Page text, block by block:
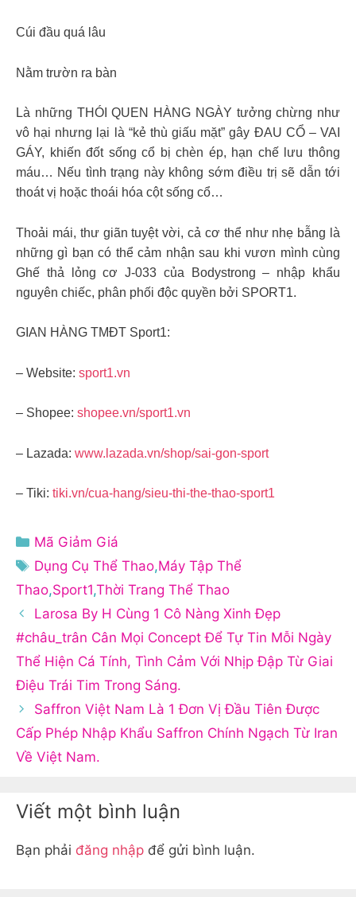
Cúi đầu quá lâu
Nằm trườn ra bàn
Là những THÓI QUEN HÀNG NGÀY tưởng chừng như
vô hại nhưng lại là “kẻ thù giấu mặt” gây ĐAU CỔ – VAI
GÁY, khiến đốt sống cổ bị chèn ép, hạn chế lưu thông
máu… Nếu tình trạng này không sớm điều trị sẽ dẫn tới
thoát vị hoặc thoái hóa cột sống cổ…
Thoải mái, thư giãn tuyệt vời, cả cơ thể như nhẹ bẫng là
những gì bạn có thể cảm nhận sau khi vươn mình cùng
Ghế thả lỏng cơ J-033 của Bodystrong – nhập khẩu
nguyên chiếc, phân phối độc quyền bởi SPORT1.
GIAN HÀNG TMĐT Sport1:
– Website: sport1.vn
– Shopee: shopee.vn/sport1.vn
– Lazada: www.lazada.vn/shop/sai-gon-sport
– Tiki: tiki.vn/cua-hang/sieu-thi-the-thao-sport1
Danh
mục
Mã Giảm Giá
Thẻ
Dụng Cụ Thể Thao,Máy Tập Thể
Thao,Sport1,Thời Trang Thể Thao
Larosa By H Cùng 1 Cô Nàng Xinh Đẹp
#châu_trân Cân Mọi Concept Để Tự Tin Mỗi Ngày
Thể Hiện Cá Tính, Tình Cảm Với Nhịp Đập Từ Giai
Điệu Trái Tim Trong Sáng.
Saffron Việt Nam Là 1 Đơn Vị Đầu Tiên Được
Cấp Phép Nhập Khẩu Saffron Chính Ngạch Từ Iran
Về Việt Nam.
Viết một bình luận
Bạn phải đăng nhập để gửi bình luận.